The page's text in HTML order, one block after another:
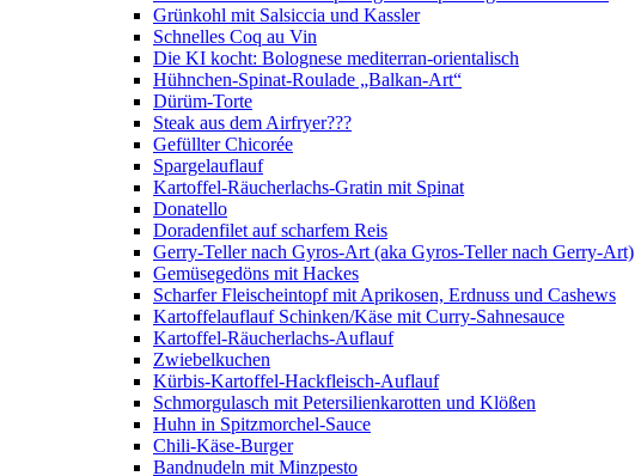
Grünkohl mit Salsiccia und Kassler
Schnelles Coq au Vin
Die KI kocht: Bolognese mediterran-orientalisch
Hühnchen-Spinat-Roulade „Balkan-Art“
Dürüm-Torte
Steak aus dem Airfryer???
Gefüllter Chicorée
Spargelauflauf
Kartoffel-Räucherlachs-Gratin mit Spinat
Donatello
Doradenfilet auf scharfem Reis
Gerry-Teller nach Gyros-Art (aka Gyros-Teller nach Gerry-Art)
Gemüsegedöns mit Hackes
Scharfer Fleischeintopf mit Aprikosen, Erdnuss und Cashews
Kartoffelauflauf Schinken/Käse mit Curry-Sahnesauce
Kartoffel-Räucherlachs-Auflauf
Zwiebelkuchen
Kürbis-Kartoffel-Hackfleisch-Auflauf
Schmorgulasch mit Petersilienkarotten und Klößen
Huhn in Spitzmorchel-Sauce
Chili-Käse-Burger
Bandnudeln mit Minzpesto